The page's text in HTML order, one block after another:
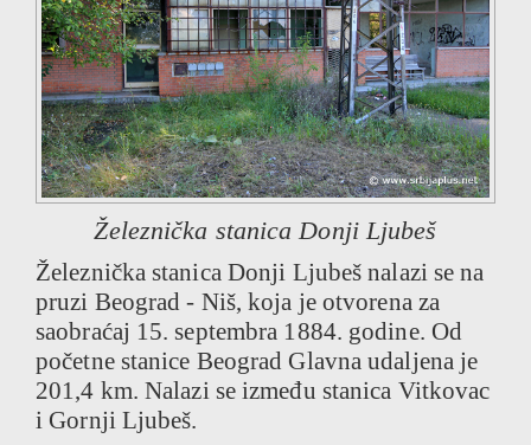
Železnička stanica Donji Ljubeš
Železnička stanica Donji Ljubeš nalazi se na
pruzi Beograd - Niš, koja je otvorena za
saobraćaj 15. septembra 1884. godine. Od
početne stanice Beograd Glavna udaljena je
201,4 km. Nalazi se između stanica Vitkovac
i Gornji Ljubeš.